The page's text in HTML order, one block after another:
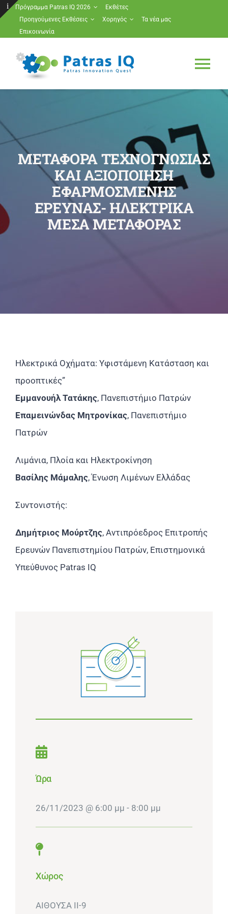
Μετάβαση
Πρόγραμμα Patras IQ 2026
Εκθέτες
Προηγούμενες Εκθέσεις
Χορηγός
Τα νέα μας
Επικοινωνία
Εκθέτες
Προηγούμενες Εκθέσεις
Τα νέα μας
ΜΕΤΑΦΟΡΑ ΤΕΧΝΟΓΝΩΣΙΑΣ
ΚΑΙ ΑΞΙΟΠΟΙΗΣΗ
ΕΦΑΡΜΟΣΜΕΝΗΣ
ΕΡΕΥΝΑΣ- ΗΛΕΚΤΡΙΚΑ
ΜΕΣΑ ΜΕΤΑΦΟΡΑΣ
Ηλεκτρικά Οχήματα: Υφιστάμενη Κατάσταση και
προοπτικές”
Εμμανουήλ Τατάκης, Πανεπιστήμιο Πατρών
Επαμεινώνδας Μητρονίκας, Πανεπιστήμιο
Πατρών
Λιμάνια, Πλοία και Ηλεκτροκίνηση
Βασίλης Μάμαλης, Ένωση Λιμένων Ελλάδας
Συντονιστής:
Δημήτριος Μούρτζης, Αντιπρόεδρος Επιτροπής
Ερευνών Πανεπιστημίου Πατρών, Επιστημονικά
Υπεύθυνος Patras IQ
Ώρα
26/11/2023 @ 6:00 μμ - 8:00 μμ
Χώρος
ΑΙΘΟΥΣΑ ΙΙ-9
Toggle